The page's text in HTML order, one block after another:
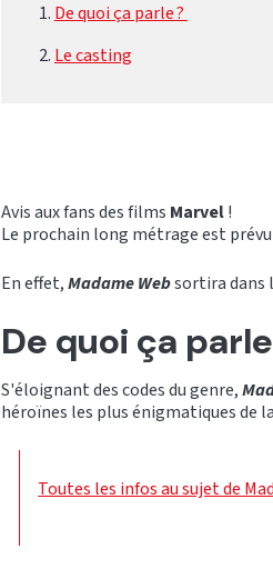
De quoi ça parle ?
Le casting
Avis aux fans des films Marvel!
Le prochain long métrage est
En effet,Madame Websortira dans
De quoi ça
S'éloignant des codes du genre,
héroïnes les plus énigmatiques de
Toutes les infos au sujet de